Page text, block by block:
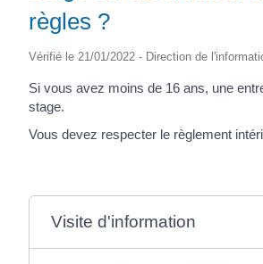
règles ?
Vérifié le 21/01/2022 - Direction de
Si vous avez moins de 16 ans, une
stage.
Vous devez respecter le règlement
Visite d'information